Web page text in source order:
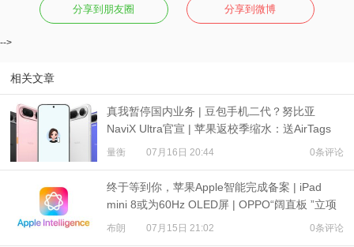
分享到朋友圈 分享到微博
-->
相关文章
真我暂停国内业务 | 豆包手机二代？努比亚
NaviX Ultra官宣 | 苹果返校季缩水：送AirTags
量衡 07月16日 20:44 0条评论
终于等到你，苹果Apple智能完成备案 | iPad
mini 8或为60Hz OLED屏 | OPPO“阔直板 ”立项
布朗 07月15日 21:02 0条评论